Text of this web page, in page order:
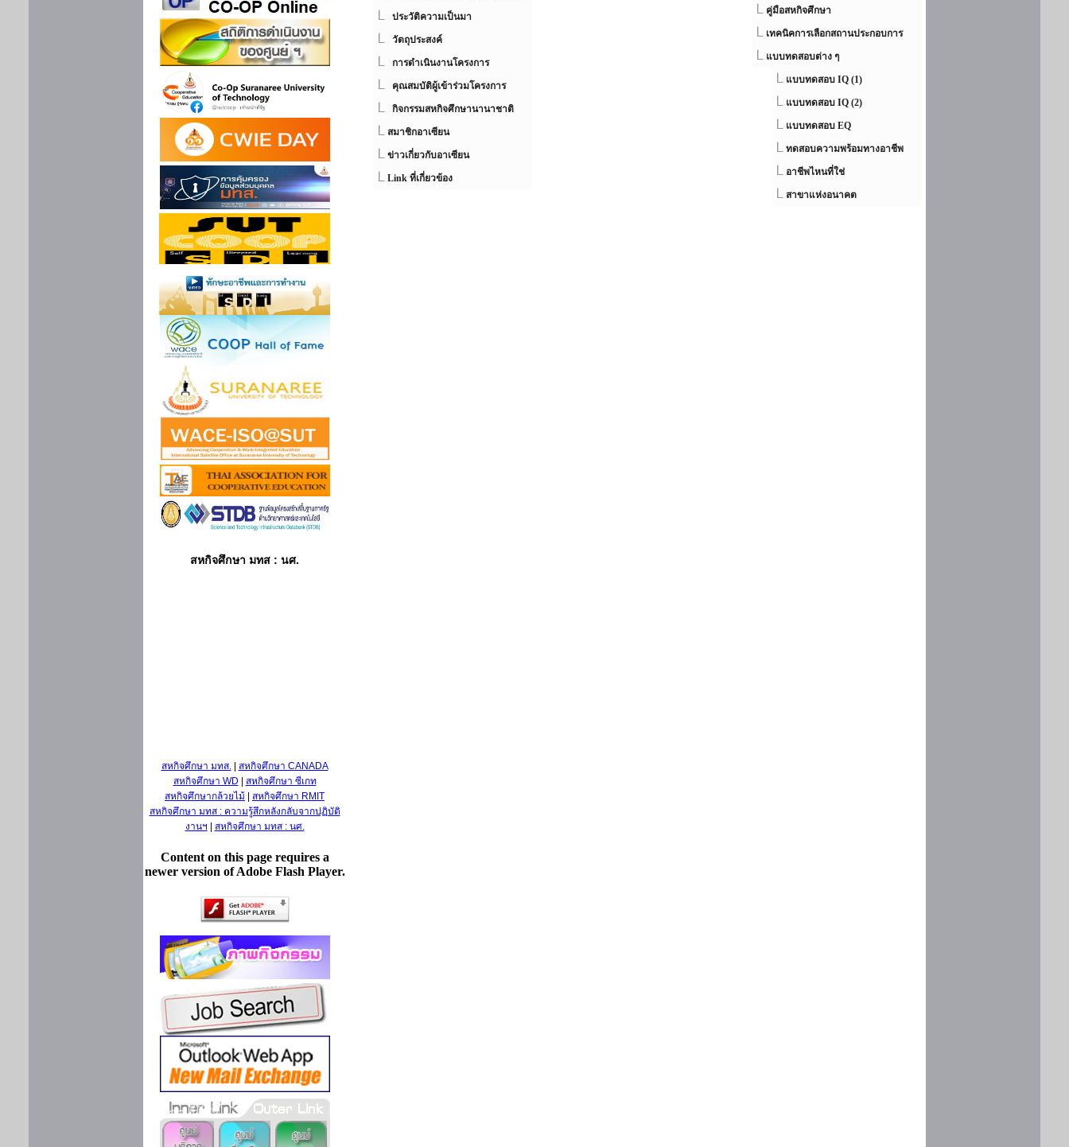
สหกิจศึกษา มทส : นศ.
สหกิจศึกษา มทส.| สหกิจศึกษา CANADA
สหกิจศึกษา WD
สหกิจศึกษา ซีเกท
สหกิจศึกษากล้วยไม้
สหกิจศึกษา RMIT
สหกิจศึกษา มทส : ความรู้สึกหลังกลับจากปฏิบัติ
งานฯ
สหกิจศึกษา มทส : นศ.
Content on this page requires a
newer version of Adobe Flash Player.
ประวัติความเป็นมา
วัตถุประสงค์
การดำเนินงานโครงการ
คุณสมบัติผู้เข้าร่วมโครงการ
กิจกรรมสหกิจศึกษานานาชาติ
สมาชิกอาเซียน
ข่าวเกี่ยวกับอาเซียน
Link ที่เกี่ยวข้อง
คู่มือสหกิจศึกษา
เทคนิคการเลือกสถานประกอบการ
แบบทดสอบต่าง ๆ
แบบทดสอบ IQ (1)
แบบทดสอบ IQ (2)
แบบทดสอบ EQ
ทดสอบความพร้อมทางอาชีพ
อาชีพไหนที่ใช่
สาขาแห่งอนาคต